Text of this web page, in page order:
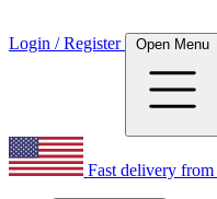
Login / Register Open Menu
Fast delivery